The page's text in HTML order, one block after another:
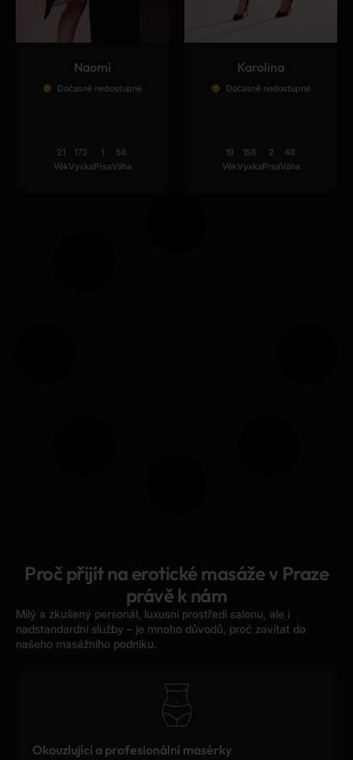
Naomi
Dočasně nedostupné
21
Věk
173
Vyska
1
Prsa
56
Váha
Karolina
Dočasně nedostupné
19
Věk
156
Vyska
2
Prsa
48
Váha
Proč přijít na erotické masáže v Praze
právě k nám
Milý a zkušený personál, luxusní prostředí salonu, ale i
nadstandardní služby – je mnoho důvodů, proč zavítat do
našeho masážního podniku.
Okouzlující a profesionální masérky